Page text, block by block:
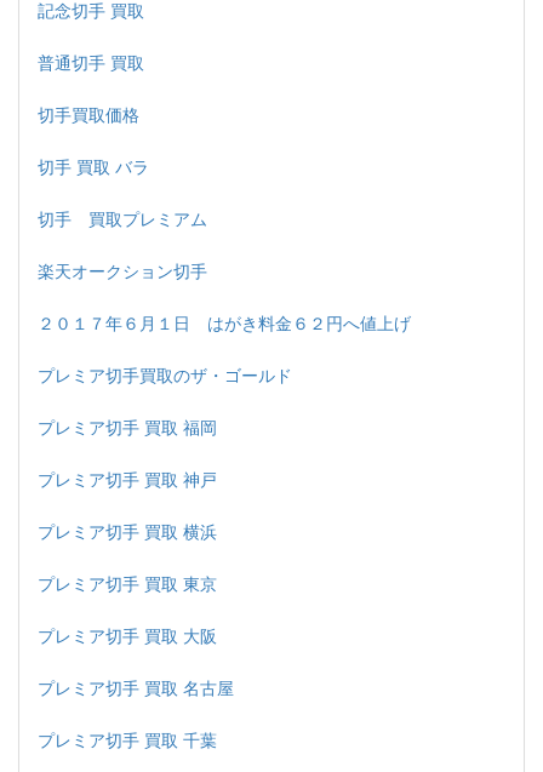
記念切手 買取
普通切手 買取
切手買取価格
切手 買取 バラ
切手 買取プレミアム
楽天オークション切手
２０１７年６月１日 はがき料金６２円へ値上げ
プレミア切手買取のザ・ゴールド
プレミア切手 買取 福岡
プレミア切手 買取 神戸
プレミア切手 買取 横浜
プレミア切手 買取 東京
プレミア切手 買取 大阪
プレミア切手 買取 名古屋
プレミア切手 買取 千葉